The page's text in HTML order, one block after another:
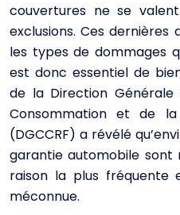
couvertures ne se
exclusions. Ces dernières
les types de dommages
est donc essentiel de
de la Direction
Consommation et de la
(DGCCRF) a révélé
garantie automobile sont
raison la plus fréquente
méconnue.